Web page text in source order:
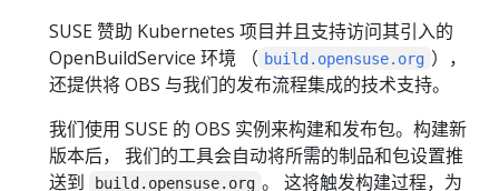
SUSE 赞助 Kubernetes 项目并且支持访问其引入的
OpenBuildService 环境 （ build.opensuse.org ），
还提供将 OBS 与我们的发布流程集成的技术支持。
我们使用 SUSE 的 OBS 实例来构建和发布包。构建新
版本后， 我们的工具会自动将所需的制品和包设置推
送到
build.opensuse.org 。 这将触发构建过程，为